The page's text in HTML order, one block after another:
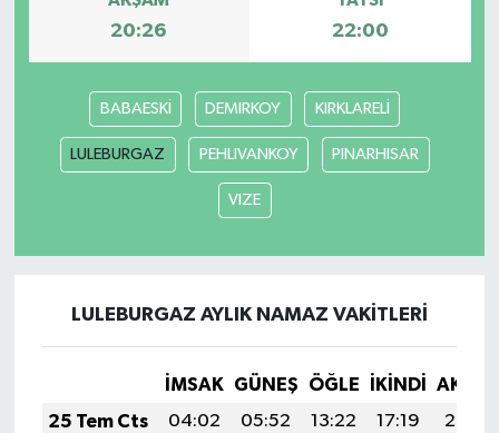
20:26 22:00
BABAESKİ DEMIRKOY KIRKLARELİ
LULEBURGAZ PEHLIVANKOY PINARHISAR
VIZE
LULEBURGAZ AYLIK NAMAZ VAKITLERI
İMSAK GÜNEŞ ÖĞLE İKINDI
25 Tem Cts
04:02 05:52 13:22 17:19
20:43